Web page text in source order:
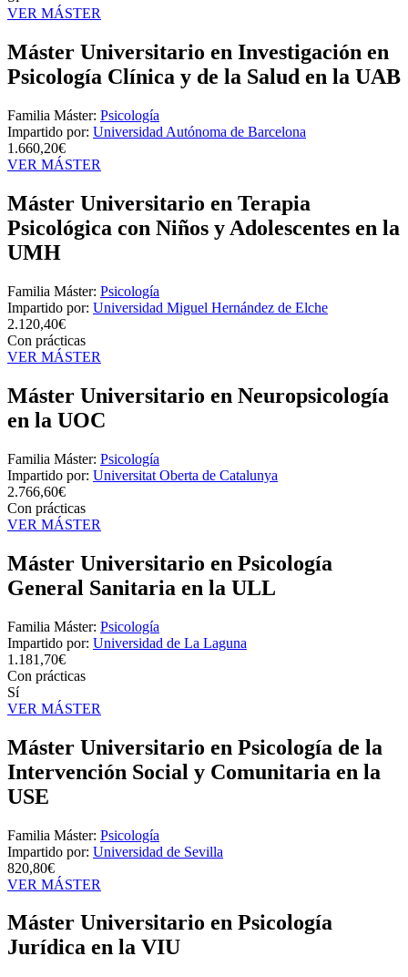
VER MÁSTER
Máster Universitario en Investigación en
Psicología Clínica y de la Salud en la UAB
Familia Máster: Psicología
Impartido por: Universidad Autónoma de Barcelona
1.660,20€
VER MÁSTER
Máster Universitario en Terapia
Psicológica con Niños y Adolescentes en la
UMH
Familia Máster: Psicología
Impartido por: Universidad Miguel Hernández de Elche
2.120,40€
Con prácticas
VER MÁSTER
Máster Universitario en Neuropsicología
en la UOC
Familia Máster: Psicología
Impartido por: Universitat Oberta de Catalunya
2.766,60€
Con prácticas
VER MÁSTER
Máster Universitario en Psicología
General Sanitaria en la ULL
Familia Máster: Psicología
Impartido por: Universidad de La Laguna
1.181,70€
Con prácticas
Sí
VER MÁSTER
Máster Universitario en Psicología de la
Intervención Social y Comunitaria en la
USE
Familia Máster: Psicología
Impartido por: Universidad de Sevilla
820,80€
VER MÁSTER
Máster Universitario en Psicología
Jurídica en la VIU